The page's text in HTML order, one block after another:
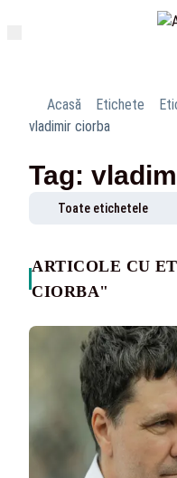
Acasă Etichete
vladimir ciorba
Tag:
Toate etichetele
ARTICOLE CU
CIORBA"